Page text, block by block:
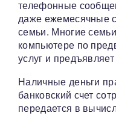
телефонные
даже ежемесячные
семьи. Многие
компьютере по
услуг и предъявляет
Наличные деньги
банковский счет
передается в